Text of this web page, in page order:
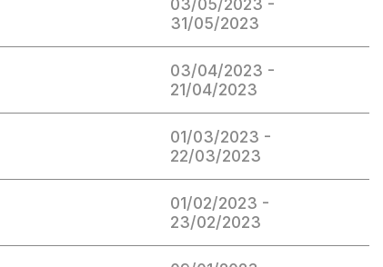
03/05/2023 -
31/05/2023
03/04/2023 -
21/04/2023
01/03/2023 -
22/03/2023
01/02/2023 -
23/02/2023